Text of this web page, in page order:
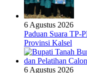
6 Agustus 2026
Paduan Suara TP-
Provinsi Kalsel
6 Agustus 2026